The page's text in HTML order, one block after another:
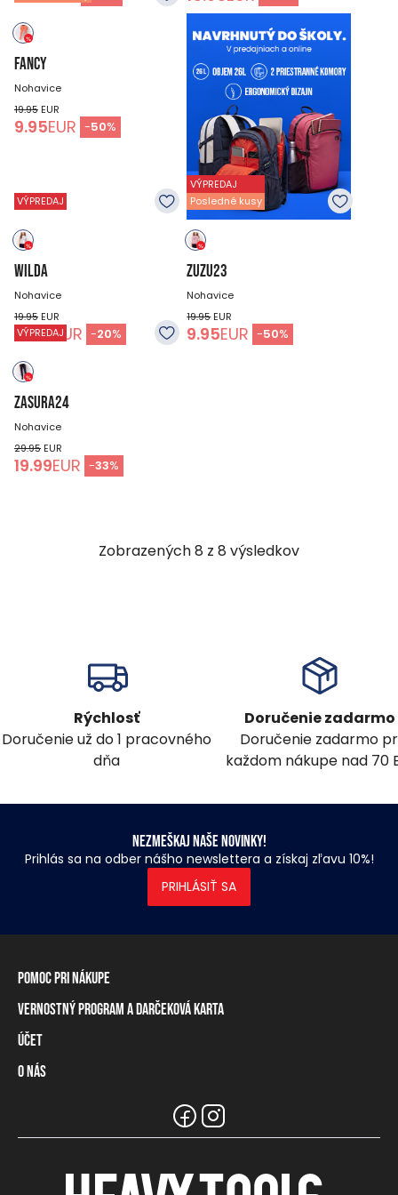
FANCY
Nohavice
19.95 EUR
9.95EUR -50%
VÝPREDAJ
WILDA
Nohavice
19.95 EUR
15.95EUR -20%
VÝPREDAJ
Posledné kusy
ZUZU23
Nohavice
19.95EUR
9.95EUR -50%
VÝPREDAJ
ZASURA24
Nohavice
29.95 EUR
19.99EUR -33%
Zobrazených8 z 8 výsledkov
Rýchlosť
Doručenie už do 1 pracovného
dňa
Doručenie zadarmo
Doručenie zadarmo
každom nákupe nad 70
Nezmeškaj naše novinky!
Prihlás sa na odber nášho newslettera a získaj zľavu 10%!
PRIHLÁSIŤ SA
Pomoc pri nákupe
Informácie o doručení
Spôsoby platby
Tabuľka rozmerov
Naše predajne a distribútori
Vernostný program a darčeková karta
Vernostný program
Darčeková karta
Účet
Prihlásenie / registrácia
O nás
Informácie pre predajcov